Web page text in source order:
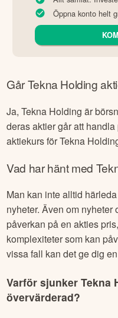
Öppna konto helt
GårTekna Holding
Ja,Tekna Holding är
deras aktier går att handla
aktiekurs förTekna
Vad har hänt med
Man kan inte alltid
nyheter. Även om nyheter
påverkan på en akties
komplexiteter som kan
vissa fall kan det ge dig
Varför sjunkerTekna
övervärderad?